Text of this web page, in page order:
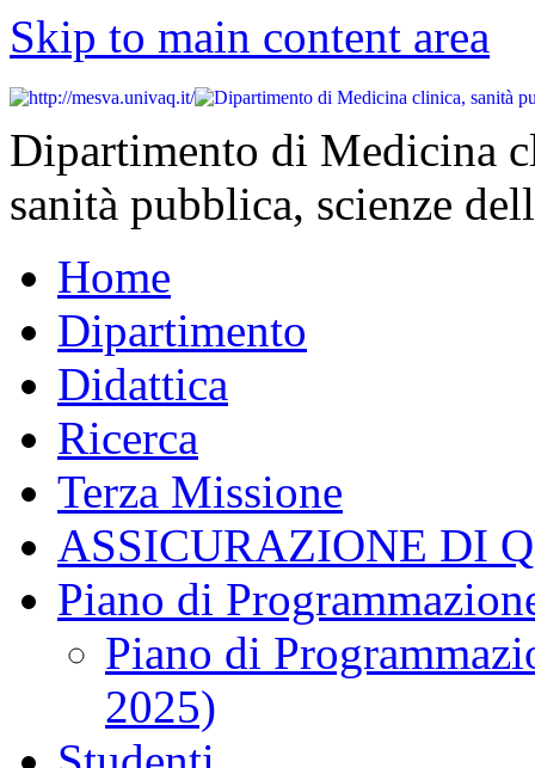
Skip to main content area
Dipartimento di Medicina
sanità pubblica, scienze
Home
Dipartimento
Didattica
Ricerca
Terza Missione
ASSICURAZIONE DI
Piano di
Piano di
2025)